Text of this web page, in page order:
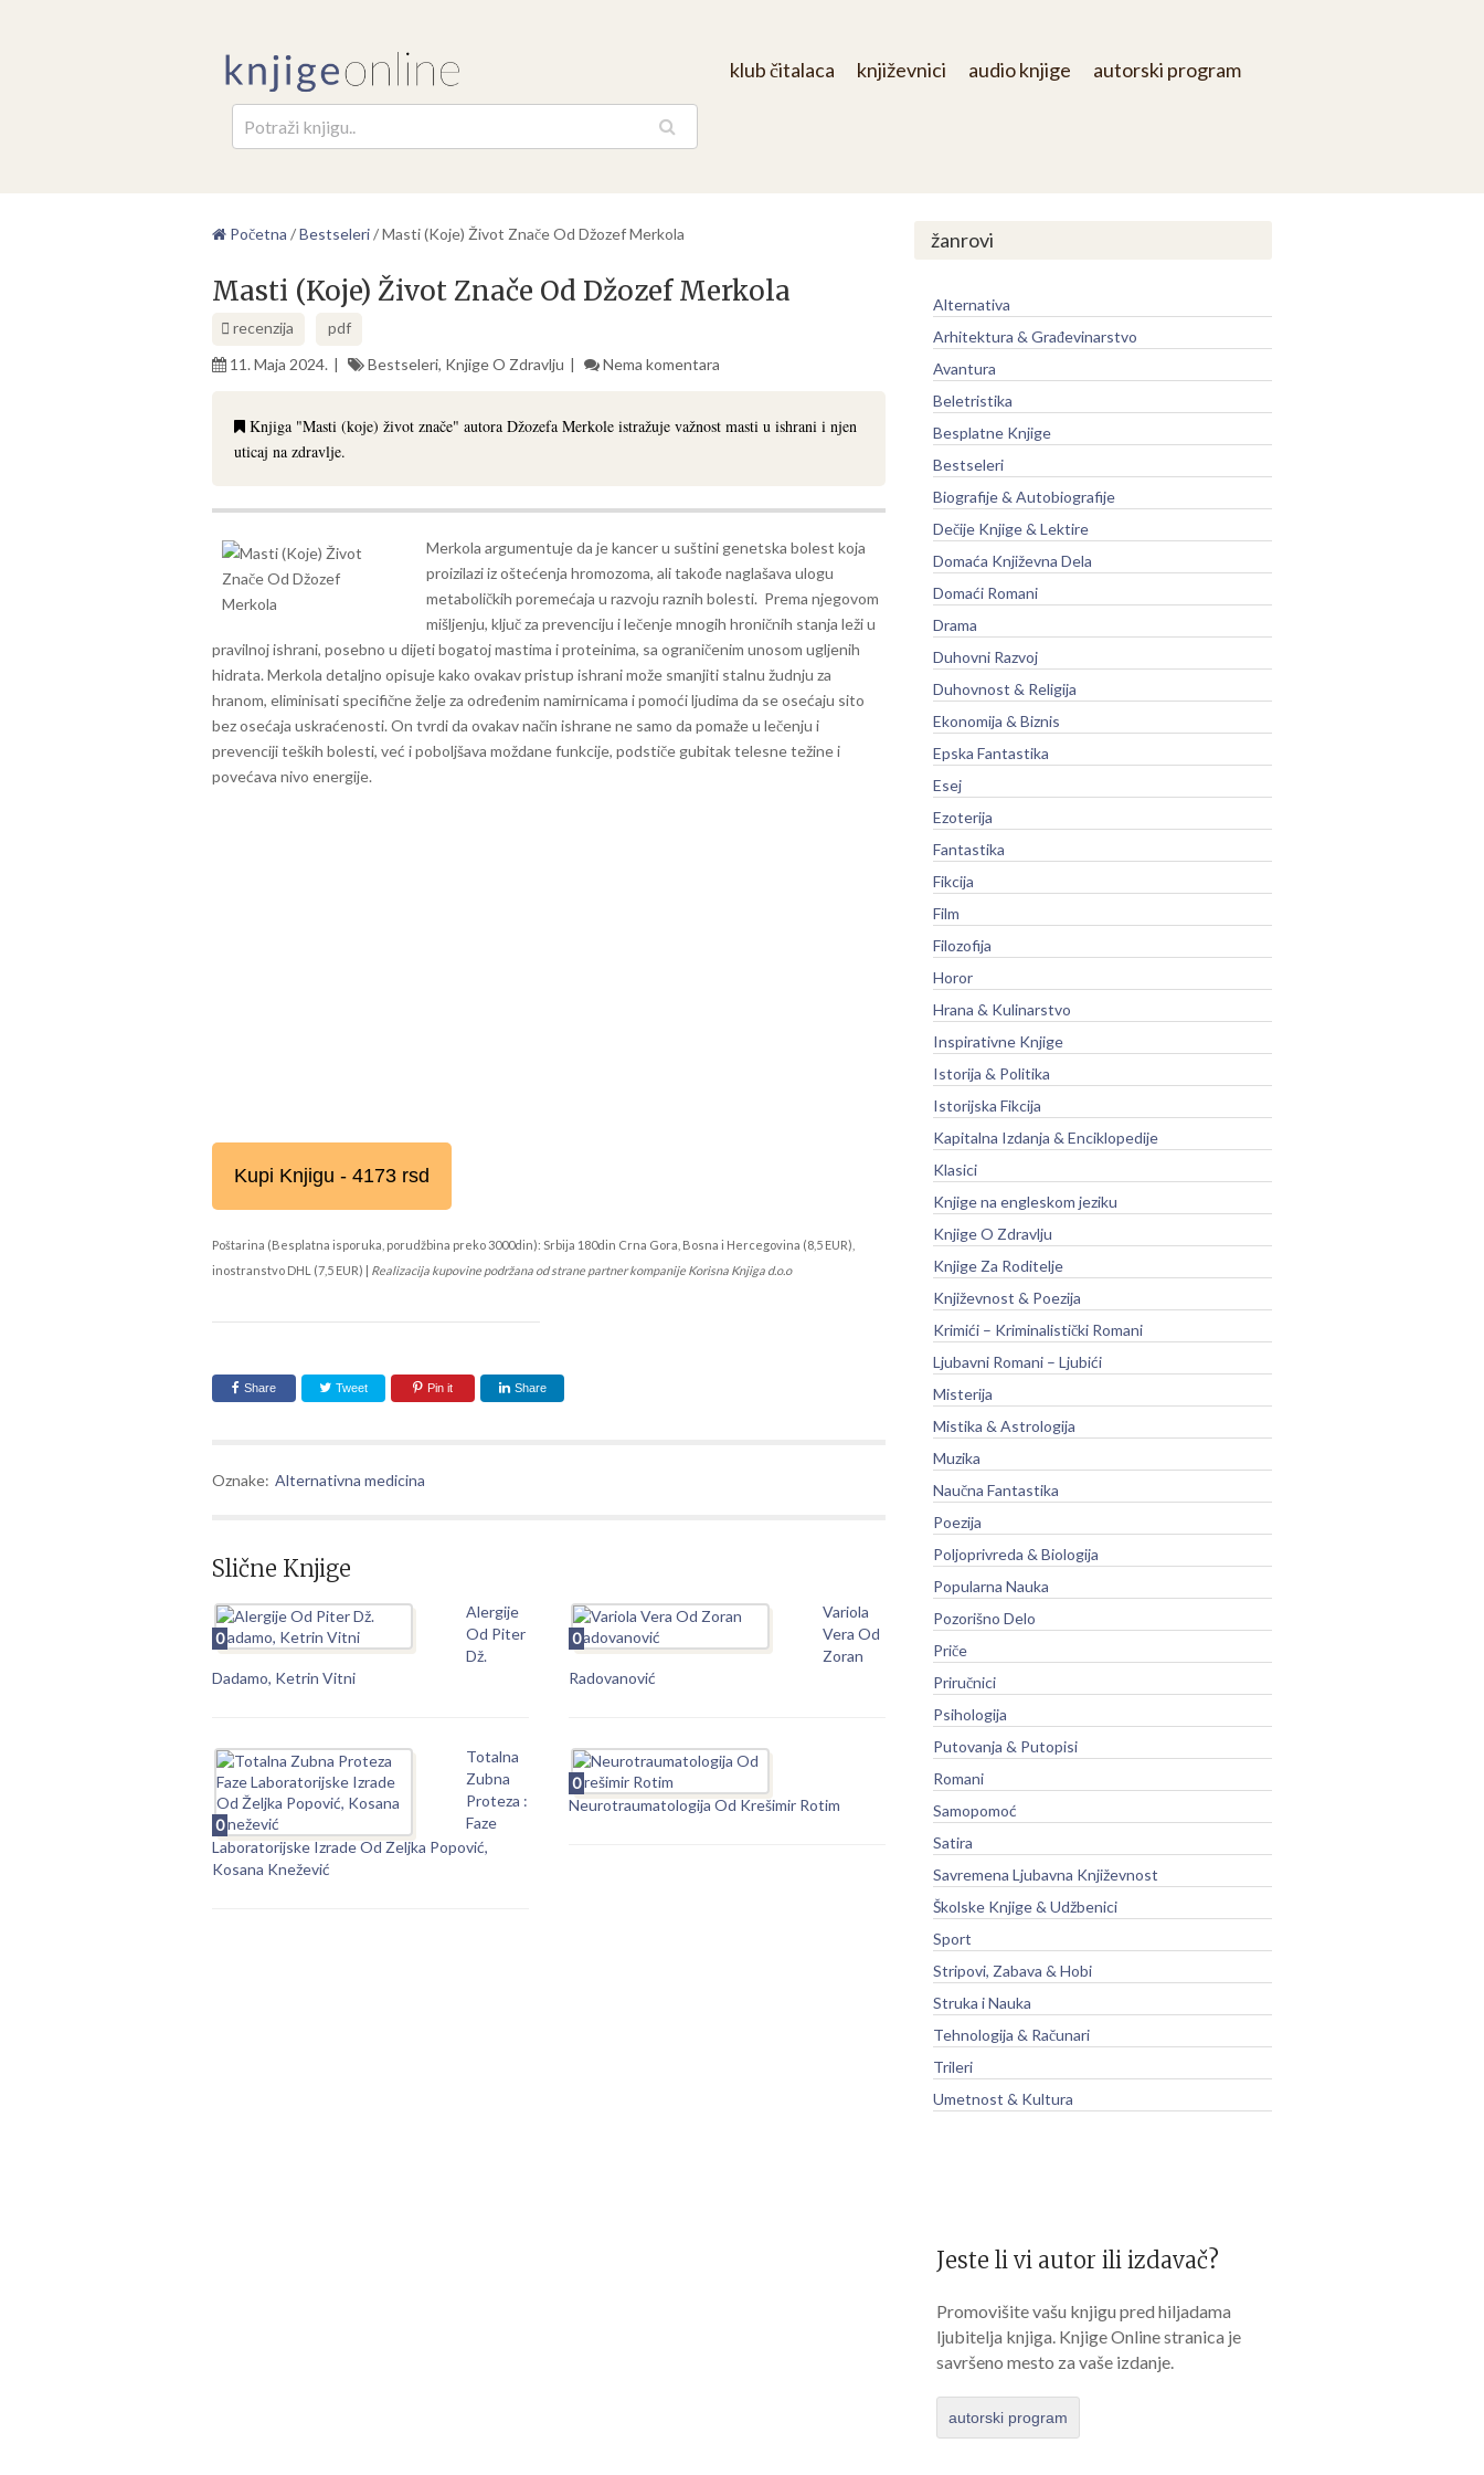
klub čitalaca književnici audio knjige autorski program
Početna /Bestseleri/Masti (Koje) Život Znače Od Džozef Merkola
Masti (Koje) Život Znače Od Džozef Merkola
recenzija
pdf
11. Maja 2024.
Bestseleri, Knjige O Zdravlju Nema komentara
Knjiga "Masti (koje) život znače" autora Džozefa Merkole istražuje važnost masti u ishrani i njen
uticaj na zdravlje.
Merkola argumentuje da je kancer u suštini genetska bolest koja
proizilazi iz oštećenja hromozoma, ali takođe naglašava ulogu
metaboličkih poremećaja u razvoju raznih bolesti. Prema njegovom
mišljenju, ključ za prevenciju i lečenje mnogih hroničnih stanja leži u
pravilnoj ishrani, posebno u dijeti bogatoj mastima i proteinima, sa ograničenim unosom ugljenih
hidrata. Merkola detaljno opisuje kako ovakav pristup ishrani može smanjiti stalnu žudnju za
hranom, eliminisati specifične želje za određenim namirnicama i pomoći ljudima da se osećaju sito
bez osećaja uskraćenosti. On tvrdi da ovakav način ishrane ne samo da pomaže u lečenju i
prevenciji teških bolesti, već i poboljšava moždane funkcije, podstiče gubitak telesne težine i
povećava nivo energije.
Kupi Knjigu - 4173 rsd
Poštarina (Besplatna isporuka, porudžbina preko 3000din): Srbija 180din Crna Gora, Bosna i Hercegovina (8,5 EUR),
inostranstvo DHL (7,5 EUR) | Realizacija kupovine podržana od strane partner kompanije Korisna Knjiga d.o.o
Share Tweet Pin it Share
Oznake: Alternativna medicina
Slične Knjige
0
Alergije
Od Piter
Dž.
Dadamo, Ketrin Vitni
0
Variola
Vera Od
Zoran
Radovanović
0
Totalna
Zubna
Proteza :
Faze
Laboratorijske Izrade Od Željka Popović,
Kosana Knežević
0
Neurotraumatologija Od Krešimir Rotim
žanrovi
Alternativa
Arhitektura & Građevinarstvo
Avantura
Beletristika
Besplatne Knjige
Bestseleri
Biografije & Autobiografije
Dečije Knjige & Lektire
Domaća Književna Dela
Domaći Romani
Drama
Duhovni Razvoj
Duhovnost & Religija
Ekonomija & Biznis
Epska Fantastika
Esej
Ezoterija
Fantastika
Fikcija
Film
Filozofija
Horor
Hrana & Kulinarstvo
Inspirativne Knjige
Istorija & Politika
Istorijska Fikcija
Kapitalna Izdanja & Enciklopedije
Klasici
Knjige na engleskom jeziku
Knjige O Zdravlju
Knjige Za Roditelje
Književnost & Poezija
Krimići – Kriminalistički Romani
Ljubavni Romani – Ljubići
Misterija
Mistika & Astrologija
Muzika
Naučna Fantastika
Poezija
Poljoprivreda & Biologija
Popularna Nauka
Pozorišno Delo
Priče
Priručnici
Psihologija
Putovanja & Putopisi
Romani
Samopomoć
Satira
Savremena Ljubavna Književnost
Školske Knjige & Udžbenici
Sport
Stripovi, Zabava & Hobi
Struka i Nauka
Tehnologija & Računari
Trileri
Umetnost & Kultura
Jeste li vi autor ili izdavač?
Promovišite vašu knjigu pred hiljadama
ljubitelja knjiga. Knjige Online stranica je
savršeno mesto za vaše izdanje.
autorski program